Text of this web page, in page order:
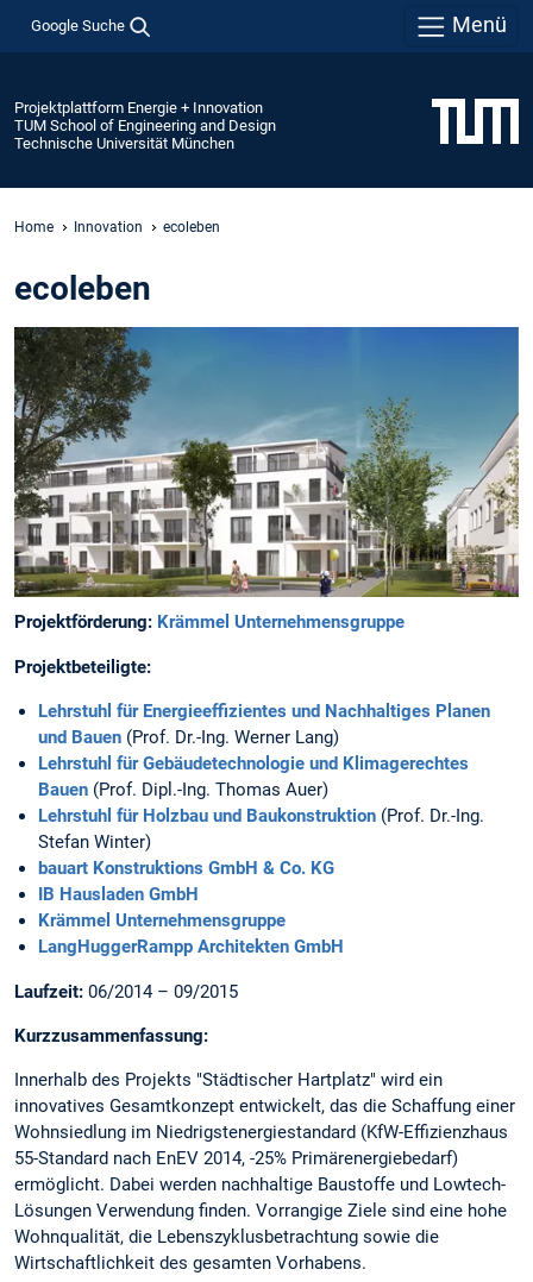
Google Suche Menü
Projektplattform Energie + Innovation
TUM School of Engineering and Design
Technische Universität München
Home Innovation ecoleben
ecoleben
Projektförderung: Krämmel Unternehmensgruppe
Projektbeteiligte:
Lehrstuhl für Energieeffizientes und Nachhaltiges Planen
und Bauen (Prof. Dr.-Ing. Werner Lang)
Lehrstuhl für Gebäudetechnologie und Klimagerechtes
Bauen (Prof. Dipl.-Ing. Thomas Auer)
Lehrstuhl für Holzbau und Baukonstruktion (Prof. Dr.-Ing.
Stefan Winter)
bauart Konstruktions GmbH & Co. KG
IB Hausladen GmbH
Krämmel Unternehmensgruppe
LangHuggerRampp Architekten GmbH
Laufzeit: 06/2014 – 09/2015
Kurzzusammenfassung:
Innerhalb des Projekts "Städtischer Hartplatz" wird ein
innovatives Gesamtkonzept entwickelt, das die Schaffung einer
Wohnsiedlung im Niedrigstenergiestandard (KfW-Effizienzhaus
55-Standard nach EnEV 2014, -25% Primärenergiebedarf)
ermöglicht. Dabei werden nachhaltige Baustoffe und Lowtech-
Lösungen Verwendung finden. Vorrangige Ziele sind eine hohe
Wohnqualität, die Lebenszyklusbetrachtung sowie die
Wirtschaftlichkeit des gesamten Vorhabens.